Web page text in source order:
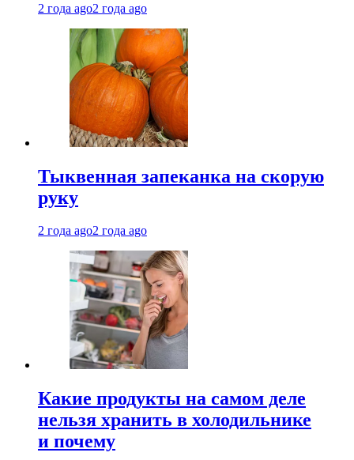
2 года ago2 года ago
Тыквенная запеканка на скорую
руку
2 года ago2 года ago
Какие продукты на самом деле
нельзя хранить в холодильнике
и почему